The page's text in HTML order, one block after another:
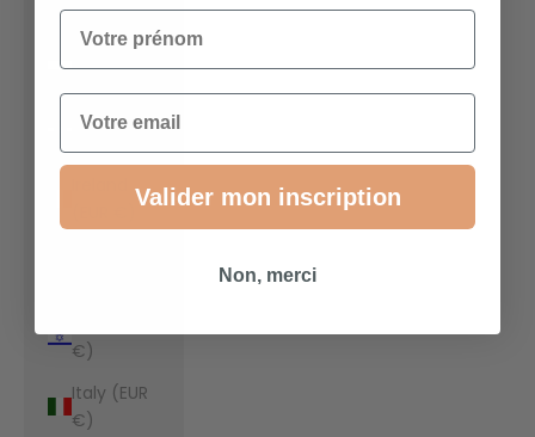
Indonesia
(EUR €)
Iraq (EUR
€)
Italy (EUR
€)
Votre prénom
Email
Valider mon inscription
Non, merci